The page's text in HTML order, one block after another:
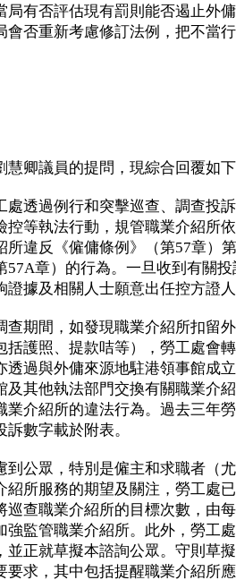
局有否評估現有罰則能否遏止外
會否重新考慮修訂法例，把不當
卿議員的提問，現綜合回覆如
過例行和突擊巡查、調查投訴
控等執法行動，規管職業介紹所
所違反《僱傭條例》（第57章）
57A章）的行為。一旦收到有關
證據及相關人士願意出任控方證
間，如發現職業介紹所扣留外
括護照、提款咭等），勞工處會
透過與外傭來源地駐港領事館成
及其他執法部門交換有關職業介
業介紹所的違法行為。過去三年
訴數字載於附表。
眾，特別是僱主和求職者（尤
紹所服務的期望及關注，勞工處
巡查職業介紹所的目標次數，由
強監管職業介紹所。此外，勞工
並正就草擬本諮詢公眾。守則草
要求，其中包括提醒職業介紹所